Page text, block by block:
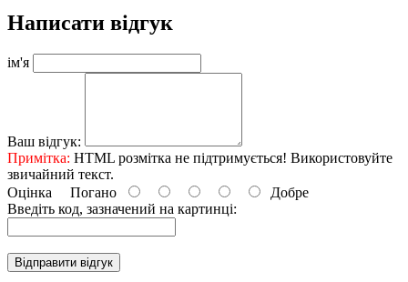
Написати відгук
ім'я
Ваш відгук:
Примітка: HTML розмітка не підтримується! Використовуйте
звичайний текст.
Оцінка Погано
Добре
Введіть код, зазначений на картинці:
Відправити відгук